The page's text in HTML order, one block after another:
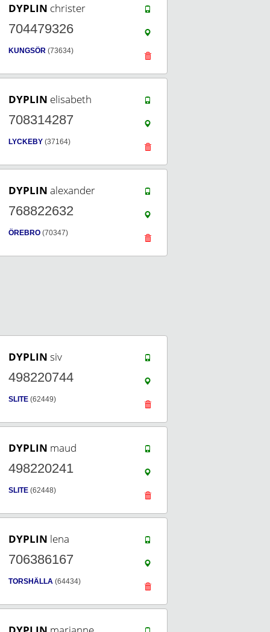
DYPLIN christer
704479326
KUNGSÖR (73634)
DYPLIN elisabeth
708314287
LYCKEBY (37164)
DYPLIN alexander
768822632
ÖREBRO (70347)
DYPLIN siv
498220744
SLITE (62449)
DYPLIN maud
498220241
SLITE (62448)
DYPLIN lena
706386167
TORSHÄLLA (64434)